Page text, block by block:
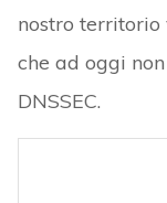
nostro
che ad oggi
DNSSEC.